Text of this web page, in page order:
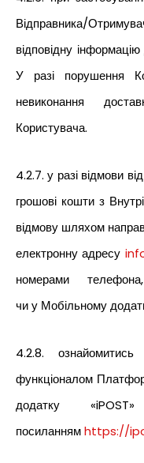
Відправника/
відповідну
У разі порушення
невиконання
Користувача.
4.2.7. у разі відмови
грошові кошти з
відмову шляхом
електронну адресу
номерами
чи у Мобільному
4.2.8.
функціоналом
додатку
посиланнямhttps://